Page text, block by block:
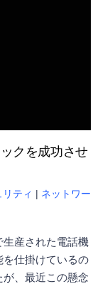
クを成功させ
ティ | ネットワー
産された電話機
仕掛けているの
、最近この懸念